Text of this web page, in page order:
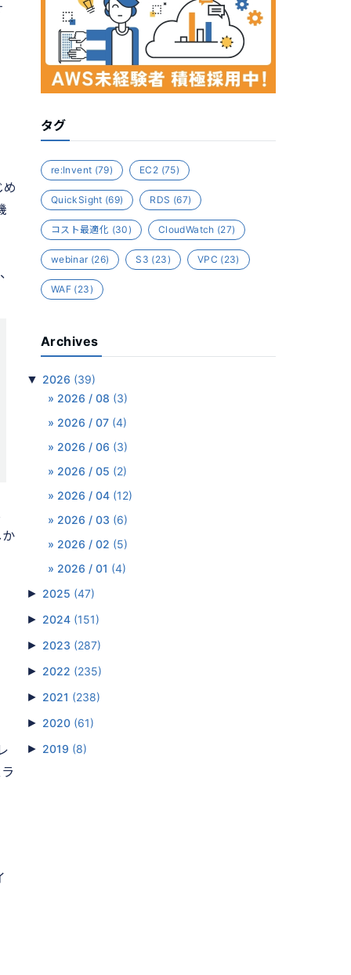
タグ
re:Invent (79) EC2 (75)
QuickSight (69) RDS (67)
コスト最適化 (30) CloudWatch (27)
webinar(26) S3 (23) VPC (23)
WAF (23)
Archives
▼ 2026 (39)
2026 / 08 (3)
2026 / 07 (4)
2026 / 06 (3)
2026 / 05 (2)
2026 / 04 (12)
2026 / 03 (6)
2026 / 02 (5)
2026 / 01 (4)
► 2025 (47)
► 2024 (151)
► 2023 (287)
► 2022 (235)
► 2021 (238)
► 2020 (61)
► 2019 (8)